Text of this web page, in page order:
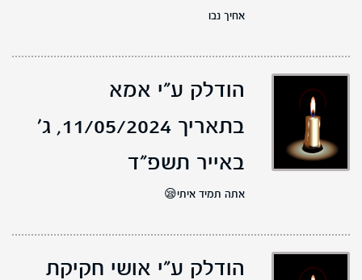
אחיך נבו
הודלק ע"י אמא
בתאריך 11/05/2024,
ג'
באייר תשפ"ד
אתה תמיד איתי😪
הודלק ע"י אושי חקיקת